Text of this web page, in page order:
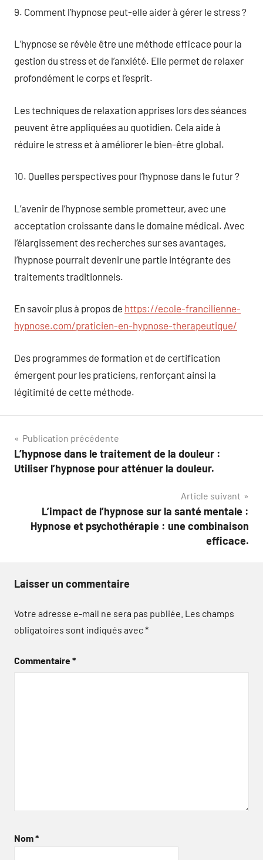
9. Comment l’hypnose peut-elle aider à gérer le stress ?
L’hypnose se révèle être une méthode efficace pour la
gestion du stress et de l’anxiété. Elle permet de relaxer
profondément le corps et l’esprit.
Les techniques de relaxation apprises lors des séances
peuvent être appliquées au quotidien. Cela aide à
réduire le stress et à améliorer le bien-être global.
10. Quelles perspectives pour l’hypnose dans le futur ?
L’avenir de l’hypnose semble prometteur, avec une
acceptation croissante dans le domaine médical. Avec
l’élargissement des recherches sur ses avantages,
l’hypnose pourrait devenir une partie intégrante des
traitements traditionnels.
En savoir plus à propos de https://ecole-francilienne-
hypnose.com/praticien-en-hypnose-therapeutique/
Des programmes de formation et de certification
émergent pour les praticiens, renforçant ainsi la
légitimité de cette méthode.
Navigation
de
Publication précédente
L’hypnose dans le traitement de la douleur :
Utiliser l’hypnose pour atténuer la douleur.
Article suivant
L’impact de l’hypnose sur la santé mentale :
Hypnose et psychothérapie : une combinaison
efficace.
Laisser un commentaire
Votre adresse e-mail ne sera pas publiée. Les champs
obligatoires sont indiqués avec*
Commentaire*
Nom*